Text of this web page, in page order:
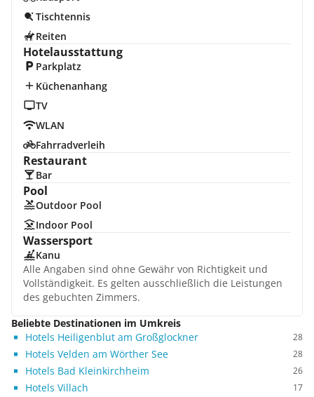
Tischtennis
Reiten
Hotelausstattung
Parkplatz
Küchenanhang
TV
WLAN
Fahrradverleih
Restaurant
Bar
Pool
Outdoor Pool
Indoor Pool
Wassersport
Kanu
Alle Angaben sind ohne Gewähr von Richtigkeit und
Vollständigkeit. Es gelten ausschließlich die Leistungen
des gebuchten Zimmers.
Beliebte Destinationen im Umkreis
Hotels Heiligenblut am Großglockner
28
Hotels Velden am Wörther See 28
Hotels Bad Kleinkirchheim 26
Hotels Villach 17